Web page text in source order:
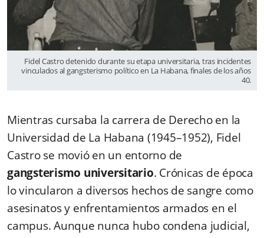
Fidel Castro detenido durante su etapa universitaria, tras incidentes
vinculados al gangsterismo político en La Habana, finales de los años
40.
Mientras cursaba la carrera de Derecho en la
Universidad de La Habana (1945–1952), Fidel
Castro se movió en un entorno de
gangsterismo universitario. Crónicas de época
lo vincularon a diversos hechos de sangre como
asesinatos y enfrentamientos armados en el
campus. Aunque nunca hubo condena judicial,